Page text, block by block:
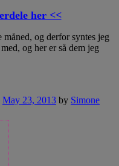
her <<
og derfor syntes jeg
og her er så dem jeg
May 23, 2013 by Simone